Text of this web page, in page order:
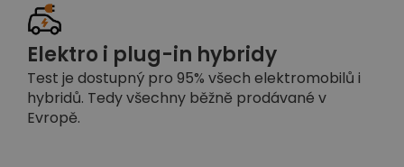
Elektro i plug-in hybridy
Test je dostupný pro 95% všech elektromobilů i
hybridů. Tedy všechny běžně prodávané v
Evropě.